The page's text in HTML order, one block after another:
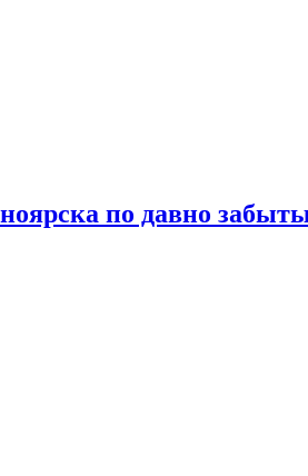
по давно